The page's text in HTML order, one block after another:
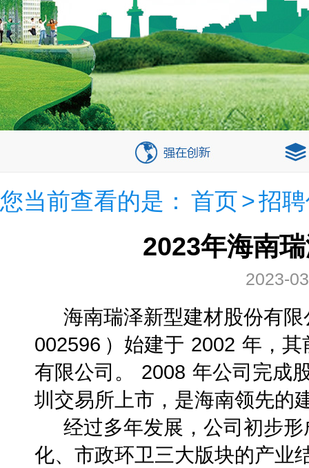
您当前查看的是： 首页>招
2023年海南
2023-
海南瑞泽新型建材股份有
002596 ）始建于 2002 年，其
有限公司。
2008 年公司完成
圳交易所上市，是海南领先的
经过多年发展，公司初步
化、市政环卫三大版块的产业